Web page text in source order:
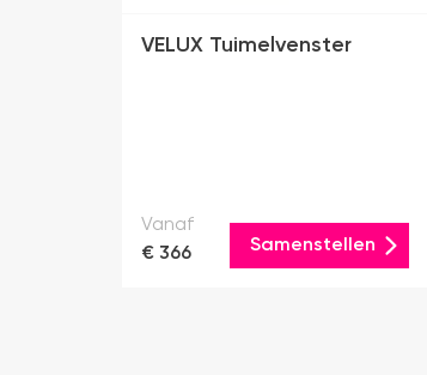
VELUX Tuimelvenster
Vanaf
€ 366
Samenstellen